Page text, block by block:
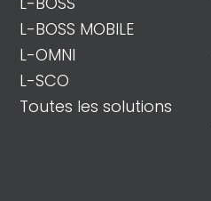
L-BOSS MOBILE
L-OMNI
L-SCO
Toutes les solutions